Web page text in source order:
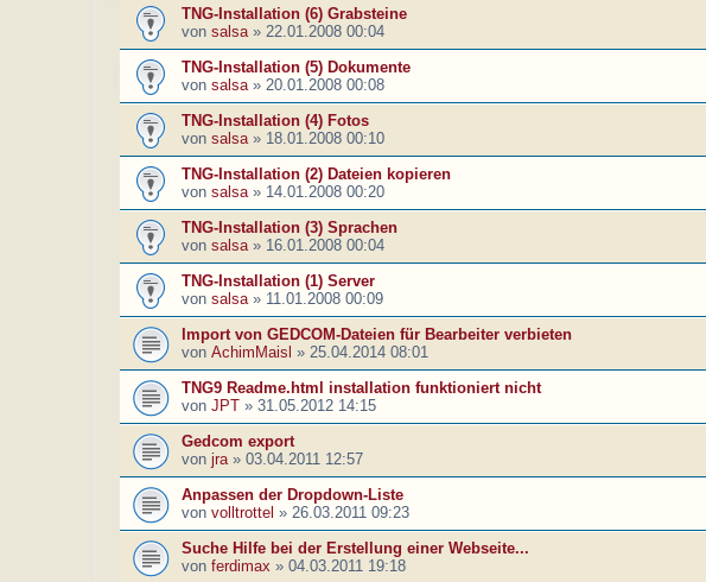
TNG-Installation (6) Grabsteine
von salsa» 22.01.2008 00:04
TNG-Installation (5) Dokumente
von salsa» 20.01.2008 00:08
TNG-Installation (4) Fotos
von salsa» 18.01.2008 00:10
TNG-Installation (2) Dateien kopieren
von salsa» 14.01.2008 00:20
TNG-Installation (3) Sprachen
von salsa» 16.01.2008 00:04
TNG-Installation (1) Server
von salsa» 11.01.2008 00:09
Import von GEDCOM-Dateien für Bearbeiter verbieten
von AchimMaisl » 25.04.2014 08:01
TNG9 Readme.html installation funktioniert nicht
von JPT » 31.05.2012 14:15
Gedcom export
von jra» 03.04.2011 12:57
Anpassen der Dropdown-Liste
von volltrottel » 26.03.2011 09:23
Suche Hilfe bei der Erstellung einer Webseite...
von ferdimax » 04.03.2011 19:18